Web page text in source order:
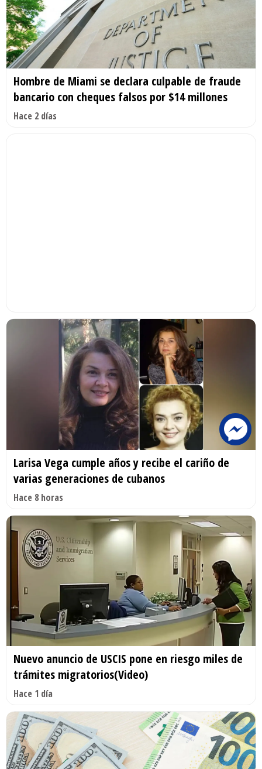
Hombre de Miami se declara culpable de fraude
bancario con cheques falsos por $14 millones
Hace 2 días
Larisa Vega cumple años y recibe el cariño de
varias generaciones de cubanos
Hace 8 horas
Nuevo anuncio de USCIS pone en riesgo miles de
trámites migratorios(Video)
Hace 1 día